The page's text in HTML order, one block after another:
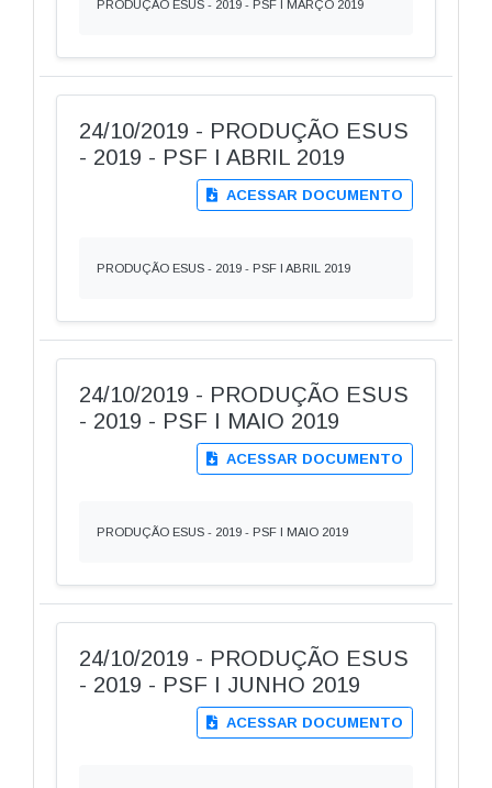
PRODUÇÃO ESUS - 2019 - PSF I MARÇO 2019
24/10/2019 - PRODUÇÃO ESUS
- 2019 - PSF I ABRIL 2019
ACESSAR DOCUMENTO
PRODUÇÃO ESUS - 2019 - PSF I ABRIL 2019
24/10/2019 - PRODUÇÃO ESUS
- 2019 - PSF I MAIO 2019
ACESSAR DOCUMENTO
PRODUÇÃO ESUS - 2019 - PSF I MAIO 2019
24/10/2019 - PRODUÇÃO ESUS
- 2019 - PSF I JUNHO 2019
ACESSAR DOCUMENTO